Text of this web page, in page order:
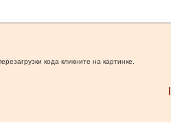
кода кликните на картинке.